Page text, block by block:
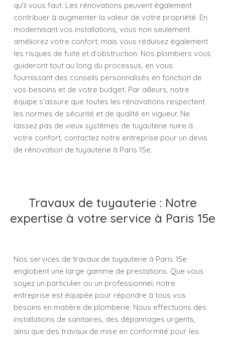
qu'il vous faut. Les rénovations peuvent également
contribuer à augmenter la valeur de votre propriété. En
modernisant vos installations, vous non seulement
améliorez votre confort, mais vous réduisez également
les risques de fuite et d’obstruction. Nos plombiers vous
guideront tout au long du processus, en vous
fournissant des conseils personnalisés en fonction de
vos besoins et de votre budget. Par ailleurs, notre
équipe s’assure que toutes les rénovations respectent
les normes de sécurité et de qualité en vigueur. Ne
laissez pas de vieux systèmes de tuyauterie nuire à
votre confort, contactez notre entreprise pour un devis
de rénovation de tuyauterie à Paris 15e.
Travaux de tuyauterie : Notre
expertise à votre service à Paris 15e
Nos services de travaux de tuyauterie à Paris 15e
englobent une large gamme de prestations. Que vous
soyez un particulier ou un professionnel, notre
entreprise est équipée pour répondre à tous vos
besoins en matière de plomberie. Nous effectuons des
installations de sanitaires, des dépannages urgents,
ainsi que des travaux de mise en conformité pour les